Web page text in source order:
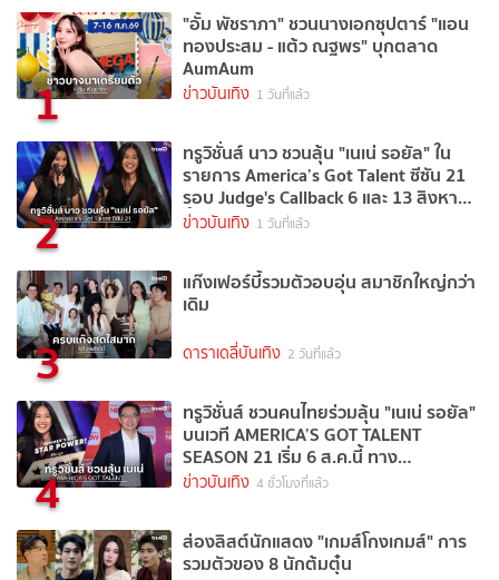
1
"อั้ม พัชราภา" ชวนนางเอกซุปตาร์ "แอน
ทองประสม - แต้ว ณฐพร" บุกตลาด
AumAum
ข่าวบันเทิง 1 วันที่แล้ว
2
ทรูวิชั่นส์ นาว ชวนลุ้น "เนเน่ รอยัล" ใน
รายการ America’s Got Talent ซีซัน 21
รอบ Judge's Callback 6 และ 13 สิงหาคม
นี้
ข่าวบันเทิง 1 วันที่แล้ว
3
แก๊งเฟอร์บี้รวมตัวอบอุ่น สมาชิกใหญ่กว่า
เดิม
ดาราเดลี่บันเทิง 2 วันที่แล้ว
4
ทรูวิชั่นส์ ชวนคนไทยร่วมลุ้น "เนเน่ รอยัล"
บนเวที AMERICA’S GOT TALENT
SEASON 21 เริ่ม 6 ส.ค.นี้ ทาง
TrueVisions NOW
ข่าวบันเทิง 4 ชั่วโมงที่แล้ว
ส่องลิสต์นักแสดง "เกมส์โกงเกมส์" การ
รวมตัวของ 8 นักต้มตุ๋น